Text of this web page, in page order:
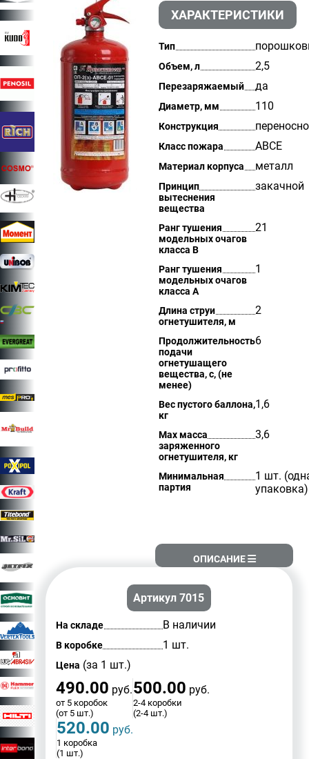
ХАРАКТЕРИСТИКИ
Тип
Объем, л 2,5
Перезаряжаемый да
Диаметр, мм 110
Конструкция
Класс пожара АВСЕ
Материал корпуса металл
Принцип
вытеснения
вещества
закачной
Ранг тушения
модельных очагов
класса B
21
Ранг тушения
модельных очагов
класса А
1
Длина струи
огнетушителя, м
2
Продолжительность
подачи
огнетушащего
вещества, с, (не
менее)
6
Вес пустого баллона,
кг
1,6
Мах масса
заряженного
огнетушителя, кг
3,6
Минимальная
партия
1 шт.
упаковка)
ОПИСАНИЕ
Артикул 7015
На складе В наличии
В коробке 1 шт.
Цена (за 1 шт.)
490.00 руб.
от 5 коробок
(от 5 шт.)
500.00 руб.
2-4 коробки
(2-4 шт.)
520.00 руб.
1 коробка
(1 шт.)